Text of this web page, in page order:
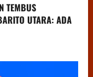
TEMBUS
UTARA: ADA